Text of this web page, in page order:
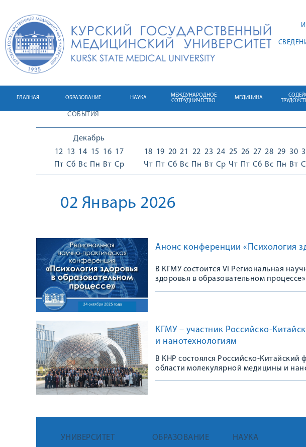
ГЛАВНАЯ ОБРАЗОВАНИЕ НАУКА
МЕЖДУНАРОДНОЕ
СОТРУДНИЧЕСТВО
МЕДИЦИНА
СОБЫТИЯ
Декабрь
12
Пт
13
Сб
14
Вс
15
Пн
16
Вт
17
Ср
18
Чт
19
Пт
20
Сб
21
Вс
22
Пн
23
Вт
24
Ср
25
Чт
26
Пт
27
Сб
28
Вс
29
Пн
30
Вт
02 Январь 2026
Анонс конференции «Психология
В КГМУ состоится VI Региональная
здоровья в образовательном процессе»
КГМУ – участник Российско-
и нанотехнологиям
В КНР состоялся Российско-
области молекулярной медицины и
УНИВЕРСИТЕТ ОБРАЗОВАНИЕ НАУКА